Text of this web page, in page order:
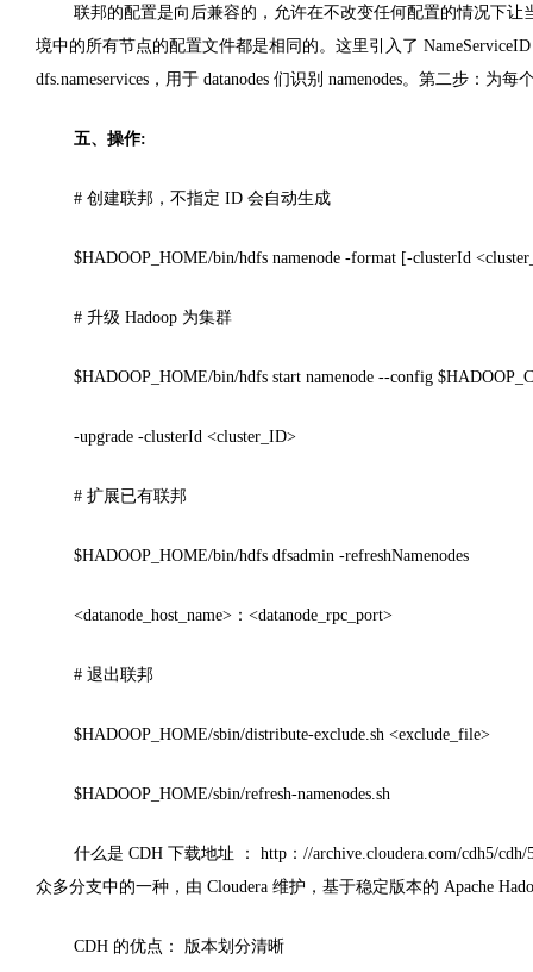
联邦的配置是向后兼容的，允许在不改变任何配置的情况下
境中的所有节点的配置文件都是相同的。这里引入了
dfs.nameservices，用于 datanodes 们识别 namenodes。第二步：为每
五、操作:
# 创建联邦，不指定 ID 会自动生成
$HADOOP_HOME/bin/hdfs namenode -format [-clusterId
# 升级 Hadoop 为集群
$HADOOP_HOME/bin/hdfs start namenode --config
-upgrade -clusterId <cluster_ID>
# 扩展已有联邦
$HADOOP_HOME/bin/hdfs dfsadmin -refreshNamenodes
<datanode_host_name>：<datanode_rpc_port>
# 退出联邦
$HADOOP_HOME/sbin/distribute-exclude.sh <exclude_file>
$HADOOP_HOME/sbin/refresh-namenodes.sh
什么是 CDH 下载地址 ： http：//archive.cloudera.com/cdh5/
众多分支中的一种，由 Cloudera 维护，基于稳定版本的 Apache
CDH 的优点： 版本划分清晰